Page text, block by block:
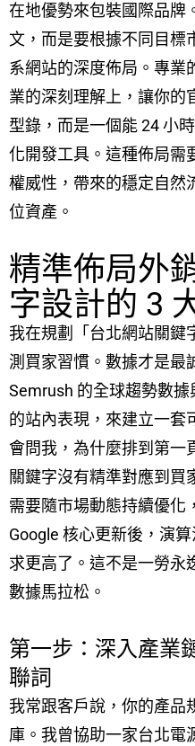
在地優勢來包裝國際品牌
文，而是要根據不同目標
系網站的深度佈局。專業
業的深刻理解上，讓你的
型錄，而是一個能 24 小
化開發工具。這種佈局需
權威性，帶來的穩定自然
位資產。
精準佈局外
字設計的 3
我在規劃「台北網站關鍵
測買家習慣。數據才是最
Semrush 的全球趨勢數據
的站內表現，來建立一套
會問我，為什麼排到第一
關鍵字沒有精準對應到買
需要隨市場動態持續優化
Google 核心更新後，演
求更高了。這不是一勞永
數據馬拉松。
第一步：深入產業
聯詞
我常跟客戶說，你的產品
庫。我曾協助一家台北電